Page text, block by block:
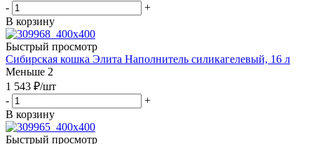
-
+
В корзину
Быстрый просмотр
Сибирская кошка Элита Наполнитель силикагелевый, 16 л
Меньше 2
1 543 ₽/шт
-
+
В корзину
Быстрый просмотр